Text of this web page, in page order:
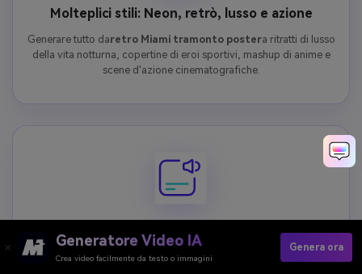
Molteplici stili: Neon, retrò, lusso e azione
Generare tutto daretro Miami tramonto postera ritratti di lusso
della vita notturna, copertine di eroi sportivi, mashup di anime e
scene d'azione cinematografiche.
Generare alta qualità GTA VI-Poster di IA ispirati
in pochi secondi.
Generatore Video IA
Crea video facilmente da testo o immagini
Genera ora